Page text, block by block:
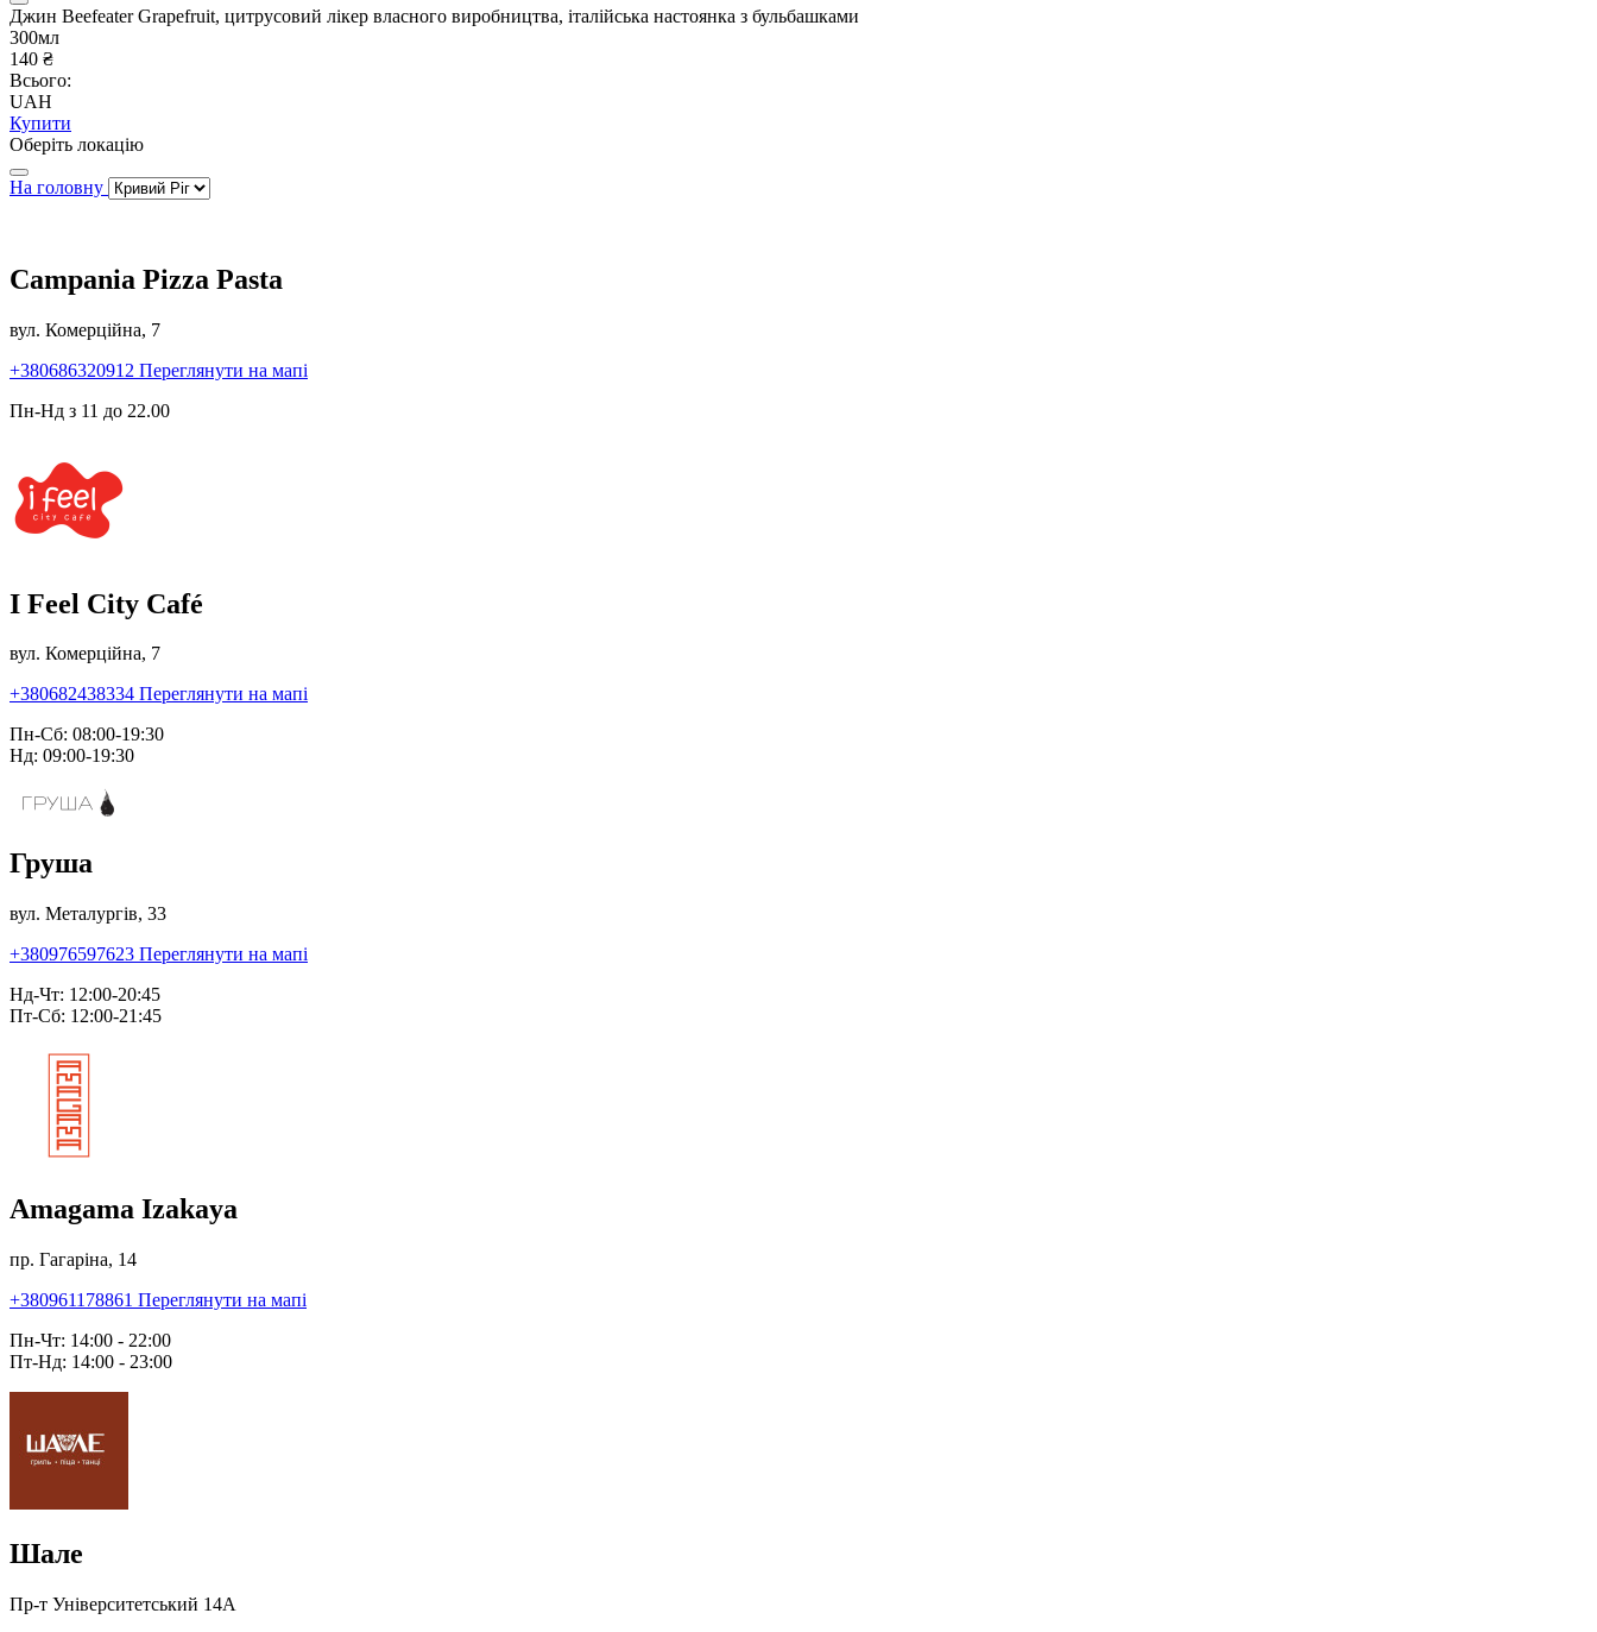
Джин Beefeater Grapefruit, цитрусовий лікер власного виробництва, італійська настоянка з бульбашками
300мл
140 ₴
Всього:
UAH
Купити
Оберіть локацію
На головну
Campania Pizza Pasta
вул. Комерційна, 7
+380686320912 Переглянути на мапі
Пн-Нд з 11 до 22.00
I Feel City Café
вул. Комерційна, 7
+380682438334 Переглянути на мапі
Пн-Сб: 08:00-19:30
Нд: 09:00-19:30
Груша
вул. Металургів, 33
+380976597623 Переглянути на мапі
Нд-Чт: 12:00-20:45
Пт-Сб: 12:00-21:45
Amagama Izakaya
пр. Гагаріна, 14
+380961178861 Переглянути на мапі
Пн-Чт: 14:00 - 22:00
Пт-Нд: 14:00 - 23:00
Шале
Пр-т Університетський 14А